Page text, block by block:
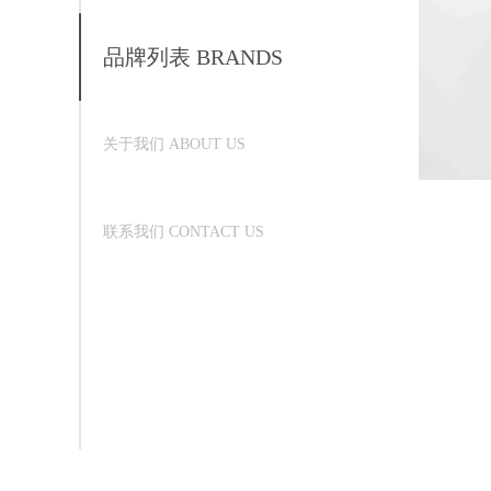
品牌列表 BRANDS
关于我们 ABOUT US
联系我们 CONTACT US